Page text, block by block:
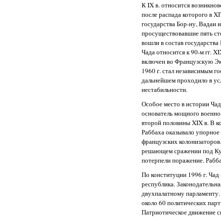
К IX в. относится
после распада которого в
государства Бор-ну, Вадаи
просуществовавшие пять
вошли в состав
Чада относится к 90-м гг.
включен во Французскую
1960 г. стал независимым
дальнейшем проходило в
нестабильности.
Особое место в истории
основатель мощного
второй половины XIX в. В
Раббаха оказывало
французских
решающем сражении под
потерпели поражение.
По конституции 1996 г.
республика.
двухпалатному
около 60 политических
Патриотическое движение